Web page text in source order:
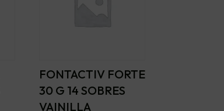
FONTACTIV FORTE
30 G 14 SOBRES
VAINILLA